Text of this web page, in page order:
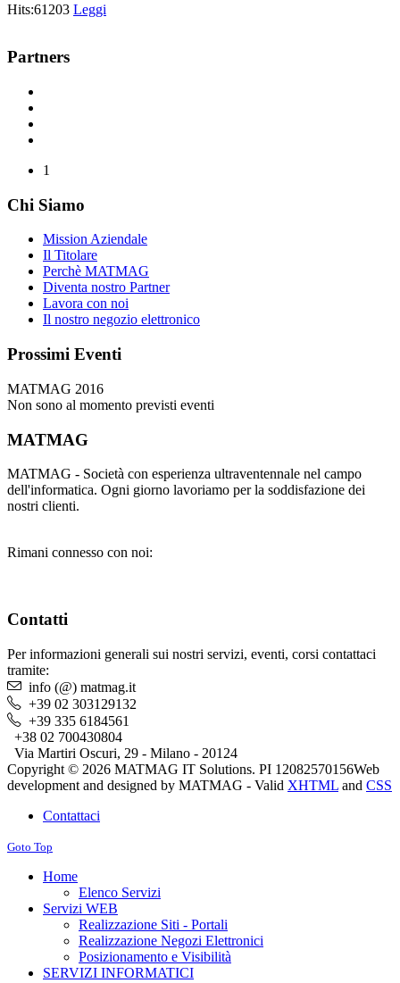
Hits:61203 Leggi
Partners
1
Chi Siamo
Mission Aziendale
Il Titolare
Perchè MATMAG
Diventa nostro Partner
Lavora con noi
Il nostro negozio elettronico
Prossimi Eventi
MATMAG 2016
Non sono al momento previsti eventi
MATMAG
MATMAG - Società con esperienza ultraventennale nel campo
dell'informatica. Ogni giorno lavoriamo per la soddisfazione dei
nostri clienti.
Rimani connesso con noi:
Contatti
Per informazioni generali sui nostri servizi, eventi, corsi contattaci
tramite:
info (@) matmag.it
+39 02 303129132
+39 335 6184561
+38 02 700430804
Via Martiri Oscuri, 29 - Milano - 20124
Copyright © 2026 MATMAG IT Solutions. PI 12082570156Web
development and designed by MATMAG - Valid XHTML and CSS
Contattaci
Goto Top
Home
Elenco Servizi
Servizi WEB
Realizzazione Siti - Portali
Realizzazione Negozi Elettronici
Posizionamento e Visibilità
SERVIZI INFORMATICI